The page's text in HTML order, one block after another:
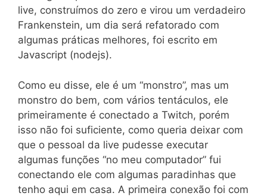
live, construímos do zero e virou um verdadeiro
Frankenstein, um dia será refatorado com
algumas práticas melhores, foi escrito em
Javascript (nodejs).
Como eu disse, ele é um “monstro”, mas um
monstro do bem, com vários tentáculos, ele
primeiramente é conectado a Twitch, porém
isso não foi suficiente, como queria deixar com
que o pessoal da live pudesse executar
algumas funções “no meu computador” fui
conectando ele com algumas paradinhas que
tenho aqui em casa. A primeira conexão foi com